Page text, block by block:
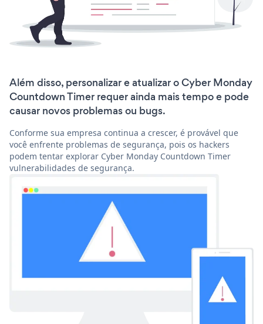
Além disso, personalizar e atualizar o Cyber Monday
Countdown Timer requer ainda mais tempo e pode
causar novos problemas ou bugs.
Conforme sua empresa continua a crescer, é provável que
você enfrente problemas de segurança, pois os hackers
podem tentar explorar Cyber Monday Countdown Timer
vulnerabilidades de segurança.